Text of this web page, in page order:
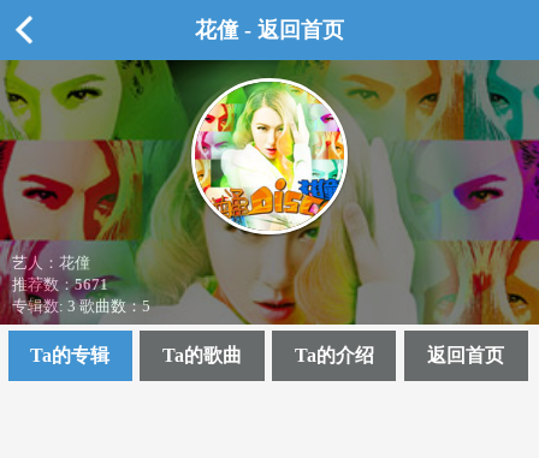
花僮 - 返回首页
艺人：花僮
推荐数：5671
专辑数: 3 歌曲数：5
Ta的专辑 Ta的歌曲 Ta的介绍 返回首页